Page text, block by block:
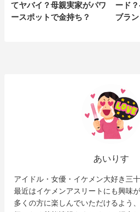
てヤバイ？母親実家がパワ
ースポットで金持ち？
ード
ブラ
あいりす
アイドル・女優・イケメン大好き三
最近はイケメンアスリートにも興味が
多くの方に楽しんでいただけるよう、